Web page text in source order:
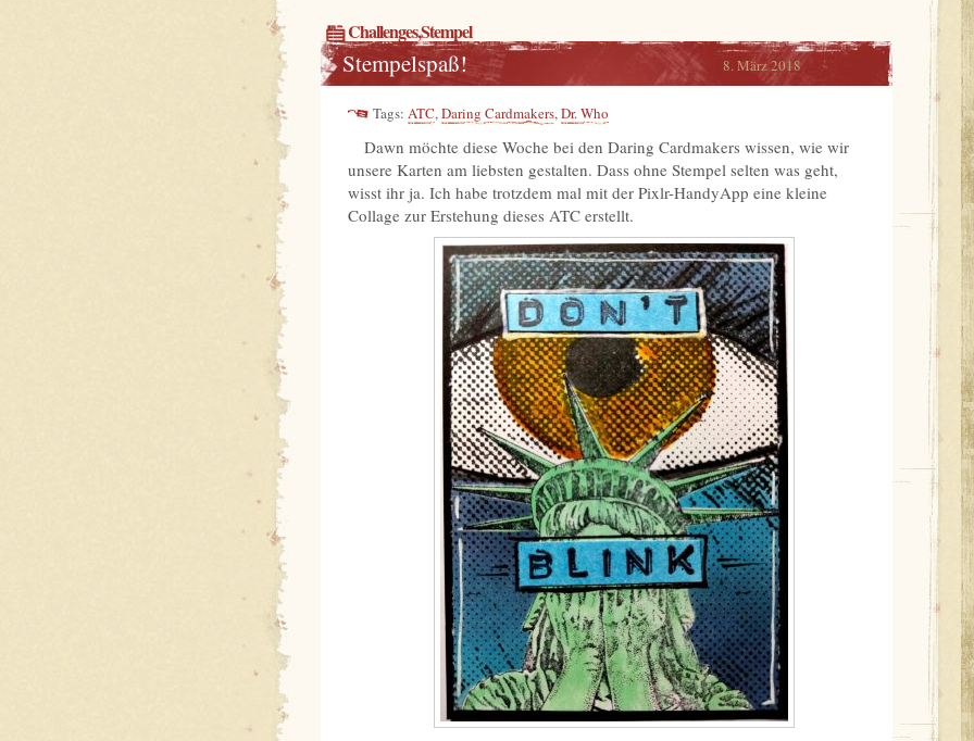
Challenges,Stempel
8. März 2018
Stempelspaß!
Tags: ATC, Daring Cardmakers, Dr. Who
Dawn möchte diese Woche bei den Daring Cardmakers wissen, wie wir
unsere Karten am liebsten gestalten. Dass ohne Stempel selten was geht,
wisst ihr ja. Ich habe trotzdem mal mit der Pixlr-HandyApp eine kleine
Collage zur Erstehung dieses ATC erstellt.